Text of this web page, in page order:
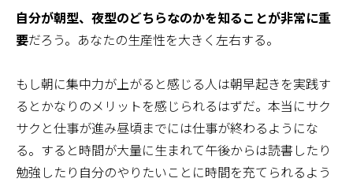
自分が朝型、夜型のどちらなのかを知ることが非常に重
要だろう。あなたの生産性を大きく左右する。
もし朝に集中力が上がると感じる人は朝早起きを実践す
るとかなりのメリットを感じられるはずだ。本当にサク
サクと仕事が進み昼頃までには仕事が終わるようにな
る。すると時間が大量に生まれて午後からは読書したり
勉強したり自分のやりたいことに時間を充てられるよう